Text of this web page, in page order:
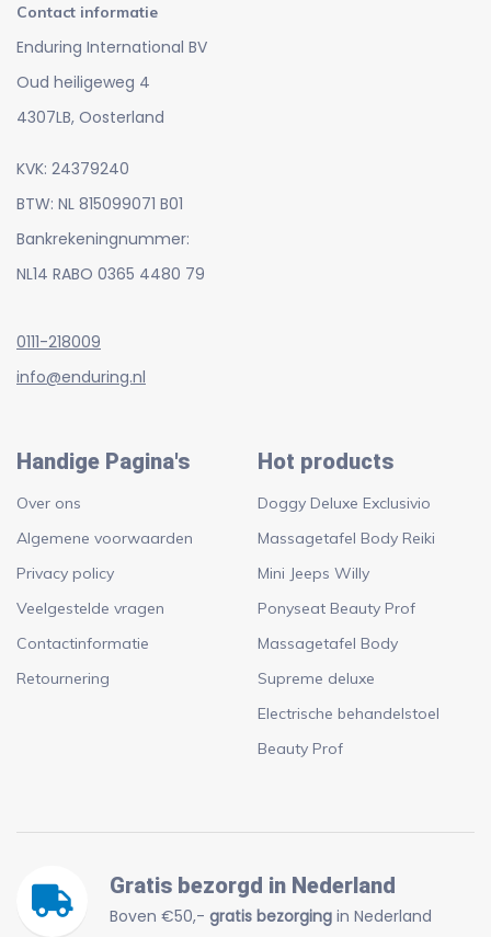
Contact informatie
Enduring International BV
Oud heiligeweg 4
4307LB, Oosterland
KVK: 24379240
BTW: NL 815099071 B01
Bankrekeningnummer:
NL14 RABO 0365 4480 79
0111-218009
info@enduring.nl
Handige Pagina's
Over ons
Algemene voorwaarden
Privacy policy
Veelgestelde vragen
Contactinformatie
Retournering
Hot products
Doggy Deluxe Exclusivio
Massagetafel Body Reiki
Mini Jeeps Willy
Ponyseat Beauty Prof
Massagetafel Body
Supreme deluxe
Electrische behandelstoel
Beauty Prof
Gratis bezorgd in Nederland
Boven €50,- gratis bezorging in Nederland